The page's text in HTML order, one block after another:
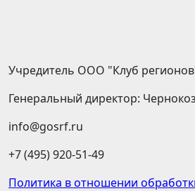
Учредитель ООО "Клуб
Генеральный директор:
info@gosrf.ru
+7 (495) 920-51-49
Политика в отношении